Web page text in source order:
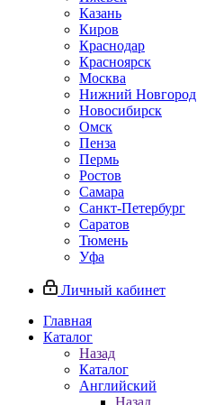
Казань
Киров
Краснодар
Красноярск
Москва
Нижний Новгород
Новосибирск
Омск
Пенза
Пермь
Ростов
Самара
Санкт-Петербург
Саратов
Тюмень
Уфа
Личный кабинет
Главная
Каталог
Назад
Каталог
Английский
Назад